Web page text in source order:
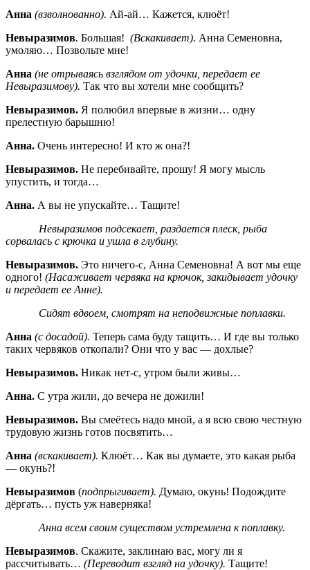
Анна (взволнованно). Ай-ай… Кажется, клюёт!
Невыразимов. Большая! (Вскакивает). Анна Семеновна,
умоляю… Позвольте мне!
Анна (не отрываясь взглядом от удочки, передает ее
Невыразимову). Так что вы хотели мне сообщить?
Невыразимов. Я полюбил впервые в жизни… одну
прелестную барышню!
Анна. Очень интересно! И кто ж она?!
Невыразимов. Не перебивайте, прошу! Я могу мысль
упустить, и тогда…
Анна. А вы не упускайте… Тащите!
Невыразимов подсекает, раздается плеск, рыба
сорвалась с крючка и ушла в глубину.
Невыразимов. Это ничего-с, Анна Семеновна! А вот мы еще
одного! (Насаживает червяка на крючок, закидывает удочку
и передает ее Анне).
Сидят вдвоем, смотрят на неподвижные поплавки.
Анна (с досадой). Теперь сама буду тащить… И где вы только
таких червяков откопали? Они что у вас — дохлые?
Невыразимов. Никак нет-с, утром были живы…
Анна. С утра жили, до вечера не дожили!
Невыразимов. Вы смеётесь надо мной, а я всю свою честную
трудовую жизнь готов посвятить…
Анна (вскакивает). Клюёт… Как вы думаете, это какая рыба
— окунь?!
Невыразимов (подпрыгивает). Думаю, окунь! Подождите
дёргать… пусть уж наверняка!
Анна всем своим существом устремлена к поплавку.
Невыразимов. Скажите, заклинаю вас, могу ли я
рассчитывать… (Переводит взгляд на удочку). Тащите!